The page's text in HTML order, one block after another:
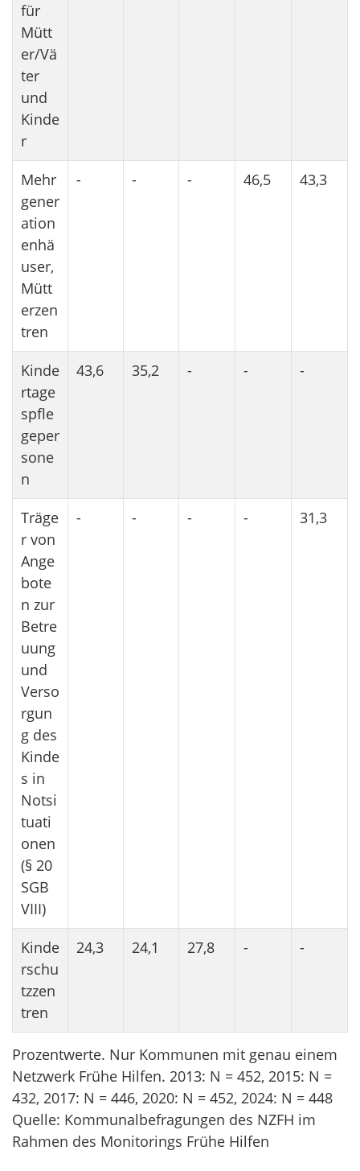
für
Mütt
er/Vä
ter
und
Kinde
r
Mehr
gener
ation
enhä
user,
Mütt
erzen
tren
- - - 46,5 43,3
Kinde
rtage
spfle
geper
sone
n
43,6 35,2 - - -
Träge
r von
Ange
bote
n zur
Betre
uung
und
Verso
rgun
g des
Kinde
s in
Notsi
tuati
onen
(§ 20
SGB
VIII)
- - - - 31,3
Kinde
rschu
tzzen
tren
24,3 24,1 27,8 - -
Prozentwerte. Nur Kommunen mit genau einem
Netzwerk Frühe Hilfen. 2013: N = 452, 2015: N =
432, 2017: N = 446, 2020: N = 452, 2024: N = 448
Quelle: Kommunalbefragungen des NZFH im
Rahmen des Monitorings Frühe Hilfen